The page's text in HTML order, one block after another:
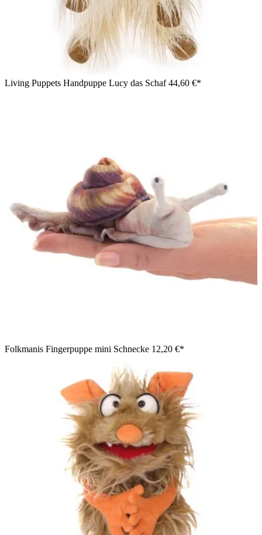
Living Puppets Handpuppe Lucy das Schaf44,60 €*
Folkmanis Fingerpuppe mini Schnecke 12,20 €*